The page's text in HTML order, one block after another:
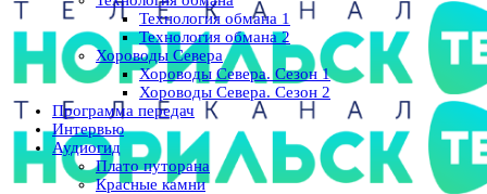
Технология обмана 1
Технология обмана 2
Хороводы Севера
Хороводы Севера. Сезон 1
Хороводы Севера. Сезон 2
Программа передач
Интервью
Аудиогид
Плато путорана
Красные камни